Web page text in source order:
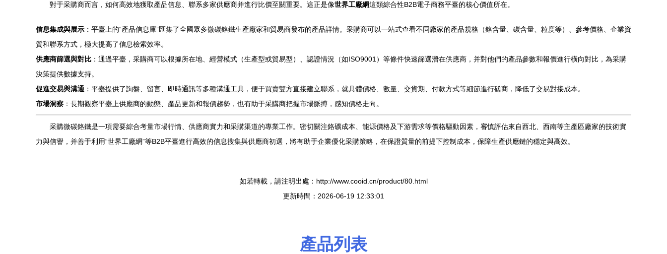
對于采購商而言，如何高效地獲取產品信息、聯系多家供應商并進行比價至關重要。這正是像世界工廠網這類綜合性B2B電子商務平臺的核心價值所在。
信息集成與展示 ：平臺上的“產品信息庫”匯集了全國眾多微碳鉻鐵生產廠家和貿易商發布的產品詳情。采購商可以一站式查看不同廠家的產品規格（鉻含量、碳含量、粒度等）、參考價格、企業資
質和聯系方式，極大提高了信息檢索效率。
供應商篩選與對比 ：通過平臺，采購商可以根據所在地、經營模式（生產型或貿易型）、認證情況（如ISO9001）等條件快速篩選潛在供應商，并對他們的產品參數和報價進行橫向對比，為采購
決策提供數據支持。
促進交易與溝通 ：平臺提供了詢盤、留言、即時通訊等多種溝通工具，便于買賣雙方直接建立聯系，就具體價格、數量、交貨期、付款方式等細節進行磋商，降低了交易對接成本。
市場洞察 ：長期觀察平臺上供應商的動態、產品更新和報價趨勢，也有助于采購商把握市場脈搏，感知價格走向。
采購微碳鉻鐵是一項需要綜合考量市場行情、供應商實力和采購渠道的專業工作。密切關注鉻礦成本、能源價格及下游需求等價格驅動因素，審慎評估來自西北、西南等主產區廠家的技術實
力與信譽，并善于利用“世界工廠網”等B2B平臺進行高效的信息搜集與供應商初選，將有助于企業優化采購策略，在保證質量的前提下控制成本，保障生產供應鏈的穩定與高效。
如若轉載，請注明出處：http://www.cooid.cn/product/80.html
更新時間：2026-06-19 12:33:01
產品列表